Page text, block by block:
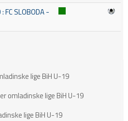
FC SLOBODA -
lige BiH U-19
omladinske lige BiH U-19
lige BiH U-19